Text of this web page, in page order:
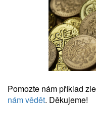
Pomozte nám příklad
nám vědět. Děkujeme!